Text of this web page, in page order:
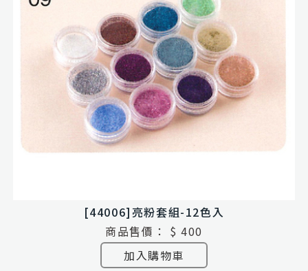
[44006]亮粉套組-12色入
商品售價：
$ 400
加入購物車